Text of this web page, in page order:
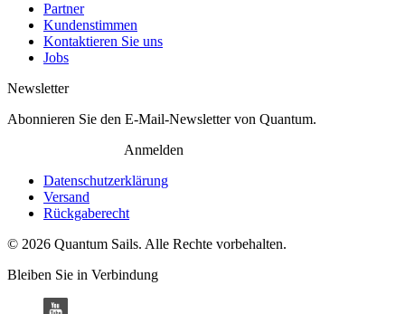
Partner
Kundenstimmen
Kontaktieren Sie uns
Jobs
Newsletter
Abonnieren Sie den E-Mail-Newsletter von Quantum.
Anmelden
Datenschutzerklärung
Versand
Rückgaberecht
© 2026 Quantum Sails. Alle Rechte vorbehalten.
Bleiben Sie in Verbindung